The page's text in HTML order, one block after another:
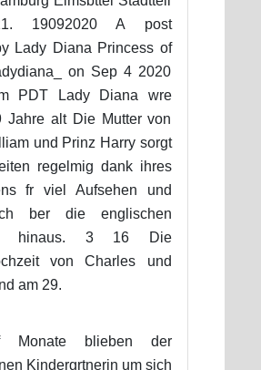
19092020 A post
Lady Diana Princess of
on Sep 4 2020
PDT Lady Diana wre
Jahre alt Die Mutter von
und Prinz Harry sorgt
regelmig dank ihres
fr viel Aufsehen und
ber die englischen
hinaus. 3 16 Die
von Charles und
am 29.
Monate blieben der
Kindergrtnerin um sich